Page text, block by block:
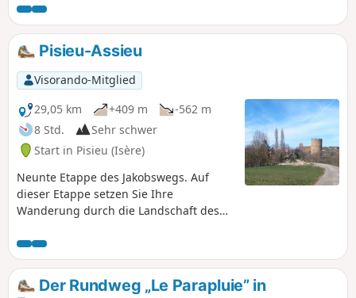
besuchen können. Der Kammweg am
Anfang sowie der Abschnitt in der
Ebene im zweiten Teil der Strecke bieten
einen herrlichen Blick auf die
Landschaft, die von den Alpen bis zum
Zentralmassiv reicht. Am besten vor
Regentagen, um einen klaren Himmel
zu haben, der einen herrlichen, weiten
und ungetrübten Ausblick bietet.
Pisieu-Assieu
Visorando-Mitglied
29,05 km
+409 m
-562 m
8 Std.
Sehr schwer
Start in Pisieu (Isère)
Neunte Etappe des Jakobswegs. Auf
dieser Etappe setzen Sie Ihre
Wanderung durch die Landschaft des
kleinen Landstraßen und Waldwegen
bietet der Weg schöne, offene
Landschaften mit dem Zentralmassiv
und den Alpen im Hintergrund. Was das
Der Rundweg „Le Parapluie” in